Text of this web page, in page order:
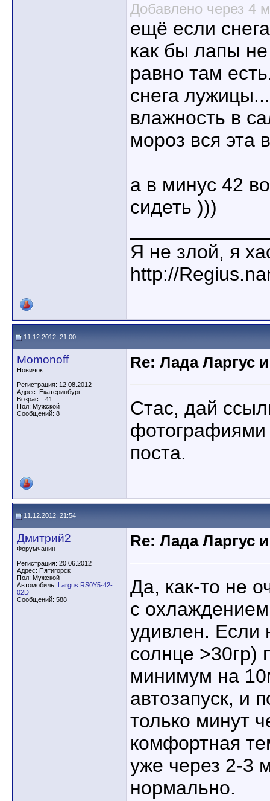
Добавлено через 4
ещё если
как бы лапы
равно там
снега
влажность в
мороз вся эта
а в минус 42
сидеть )))
Я не злой, я
http://
11.12.2012, 21:00
Momonoff
Новичок
Регистрация: 12.08.2012
Адрес: Екатеринбург
Возраст: 41
Пол: Мужской
Сообщений: 8
Re: Лада Ларгус
Стас, дай
фотографиями
поста.
11.12.2012, 21:54
Дмитрий2
Форумчанин
Регистрация: 20.06.2012
Адрес: Пятигорск
Пол: Мужской
Автомобиль: Largus RS0Y5-42-
02D
Сообщений: 588
Re: Лада Ларгус
Да, как-то не
с
удивлен. Если
солнце >30гр)
минимум на
автозапуск, и
только минут
комфортная
уже через 2-3
нормально.